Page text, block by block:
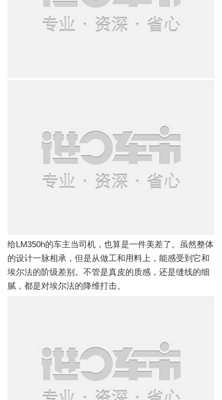
给LM350h的车主当司机，也算是一件美差了。虽然整体
的设计一脉相承，但是从做工和用料上，能感受到它和
埃尔法的阶级差别。不管是真皮的质感，还是缝线的细
腻，都是对埃尔法的降维打击。